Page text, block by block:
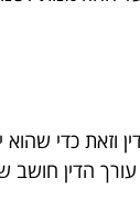
וזאת כדי שהוא
הדין חושב